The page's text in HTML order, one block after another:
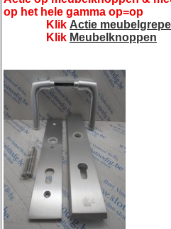
op het hele gamma op=op
Klik Actie
Klik Meubelknoppen